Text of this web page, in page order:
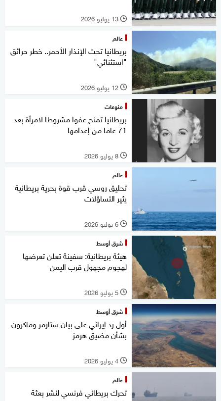
l 13 يوليو 2026
عالم
بريطانيا تحت الإنذار الأحمر.. خطر حرائق
"استثنائي"
l 12 يوليو 2026
منوعات
بريطانيا تمنح عفوا مشروطا لامرأة بعد
71 عاما من إعدامها
l 8 يوليو 2026
عالم
تحليق روسي قرب قوة بحرية بريطانية
يثير التساؤلات
l 6 يوليو 2026
شرق أوسط
هيئة بريطانية: سفينة تعلن تعرضها
لهجوم مجهول قرب اليمن
l 5 يوليو 2026
شرق أوسط
أول رد إيراني على بيان ستارمر وماكرون
بشأن مضيق هرمز
l 4 يوليو 2026
عالم
تحرك بريطاني فرنسي لنشر بعثة